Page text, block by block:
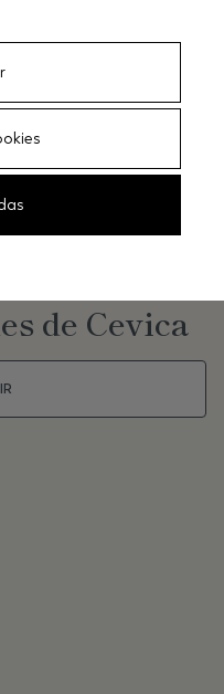
de Cevica